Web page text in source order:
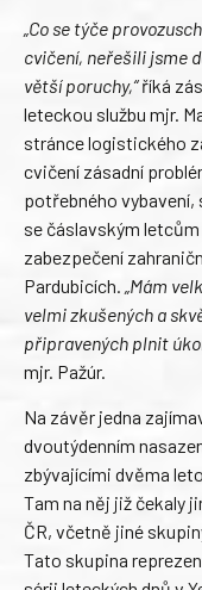
„Co se týče
cvičení, neřešili jsme
větší poruchy,“říká
leteckou službu mjr.
stránce logistického
cvičení zásadní
potřebného vybavení,
se čáslavským
zabezpečení
Pardubicích.
„Mám
velmi zkušených a
připravených plnit
mjr. Pažúr.
Na závěr jedna
dvoutýdenním
zbývajícími dvěma
Tam na něj již čekaly
ČR, včetně jiné
Tato skupina